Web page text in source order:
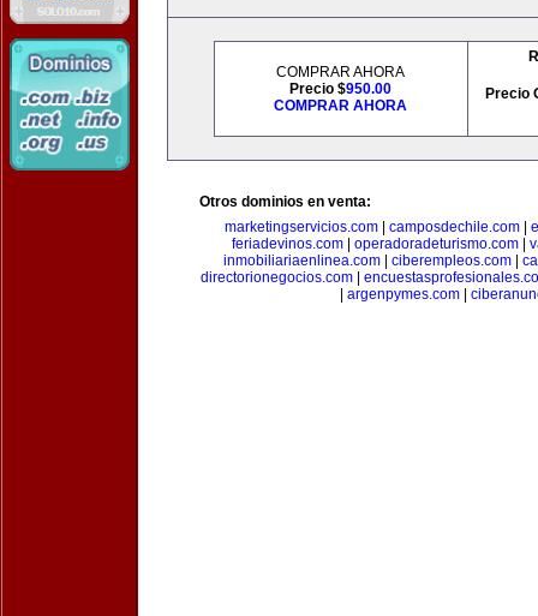
COMPRAR AHORA
Precio $950.00
COMPRAR AHORA
Precio
Otros dominios en venta:
marketingservicios.com| camposdechile.com|
feriadevinos.com
operadoradeturismo.com
inmobiliariaenlinea.com| ciberempleos.com|
directorionegocios.com|
argenpymes.com